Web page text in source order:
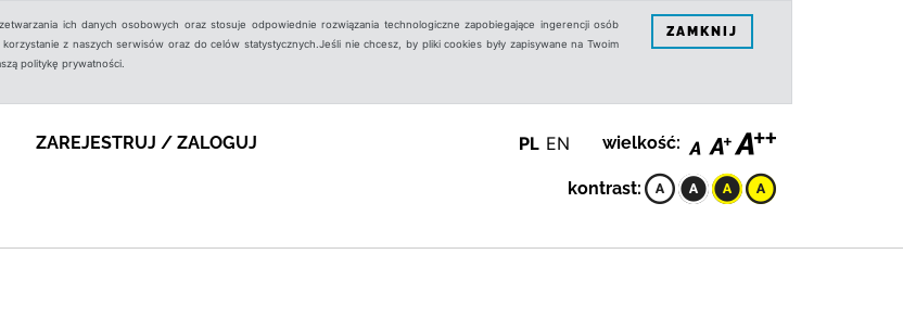
ich danych osobowych oraz stosuje odpowiednie rozwiązania technologiczne zapobiegające ingerencji osób
z naszych serwisów oraz do celów statystycznych.Jeśli nie chcesz, by pliki cookies były zapisywane na Twoim
politykę prywatności.
ZAMKNIJ
ZAREJESTRUJ / ZALOGUJ PL EN wielkość:
kontrast: